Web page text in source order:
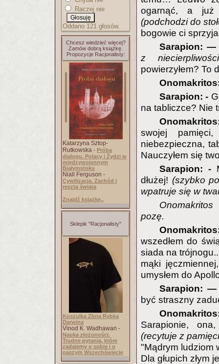
Raczej nie
Oddano 121 głosów.
Chcesz wiedzieć więcej?
Zamów dobrą książkę.
Propozycje Racjonalisty:
Katarzyna Sztop-
Rutkowska - Próba
dialogu. Polacy i Żydzi w
międzywojennym
Białymstoku
Niall Ferguson -
Cywilizacja. Zachód i
reszta świata
Znajdź książkę..
Sklepik "Racjonalisty"
Koszulka Złota Rybka
Darwina
Vinod K. Wadhawan -
Nauka złożoności.
Trudne pytania, które
zadajemy o sobie i o
naszym Wszechświecie
ogarnąć, a już
(podchodzi do
bogowie ci
Sarapion:
z
powierzyłem? To
Sarapion: -
na tabliczce? Nie
swojej
niebezpieczna,
Nauczyłem się
Sarapion: -
dłużej! (szybko
wpatruje się w
pozę.
wszedłem do
siada na
mąki
umysłem do
Sarapion:
być straszny
Sarapionie,
(recytuje z
"Mądrym
Dla głupich złym